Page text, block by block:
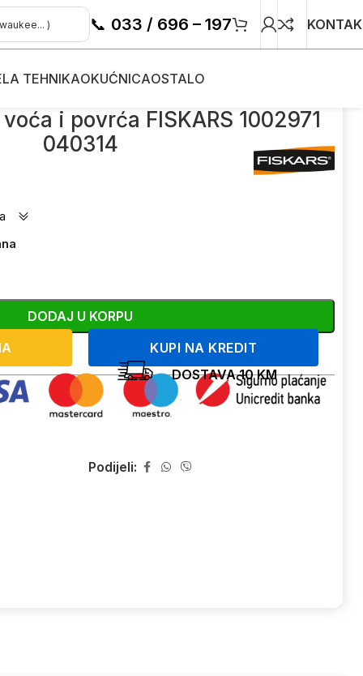
📞 033 / 696 – 197
TEHNIKAOKUĆNICAOSTALO
i povrća FISKARS 1002971
040314
DODAJ U KORPU
KUPI NA KREDIT
DOSTAVA 10 KM
Podijeli: